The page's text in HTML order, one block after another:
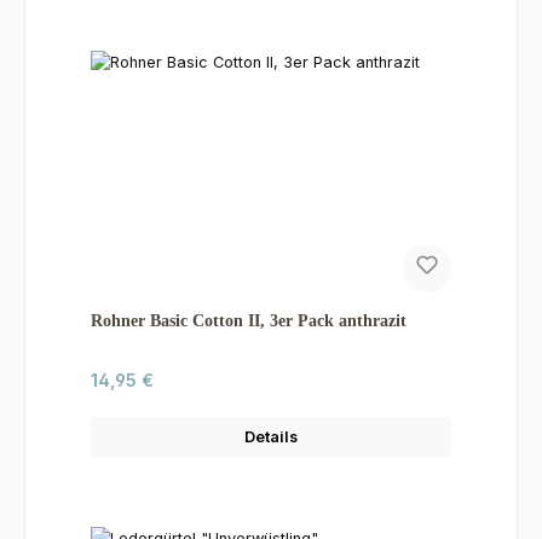
Rohner Basic Cotton II, 3er Pack anthrazit
Regulärer Preis:
14,95 €
Details